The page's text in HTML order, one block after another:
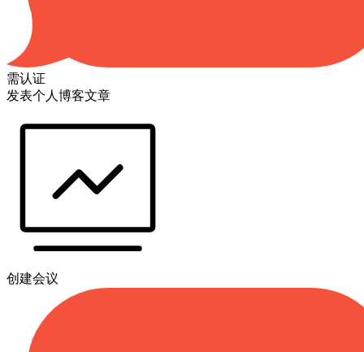
需认证
发表个人博客文章
创建会议